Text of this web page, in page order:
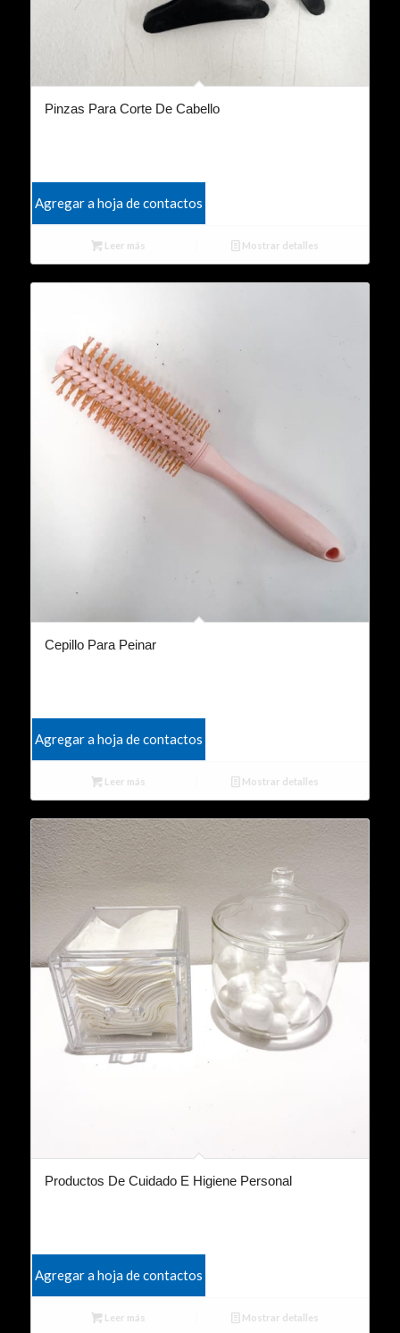
Pinzas Para Corte De Cabello
Agregar a hoja de contactos
Leer más Mostrar detalles
Cepillo Para Peinar
Agregar a hoja de contactos
Leer más Mostrar detalles
Productos De Cuidado E Higiene Personal
Agregar a hoja de contactos
Leer más Mostrar detalles